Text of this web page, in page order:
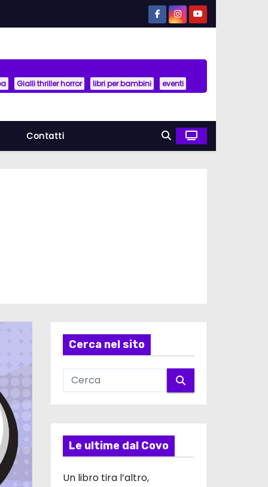
Gialli thriller horror libri per bambini eventi
Contatti
Cerca nel sito
Le ultime dal Covo
Un libro tira l’altro,